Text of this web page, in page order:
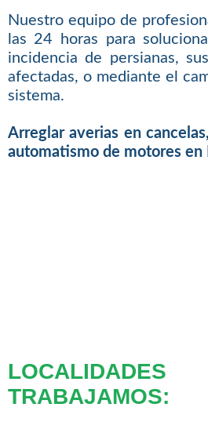
Nuestro equipo de
las 24 horas para
incidencia de persianas,
afectadas, o mediante el
sistema.
Arreglar averias en
automatismo de motores en
TRABAJAMOS: